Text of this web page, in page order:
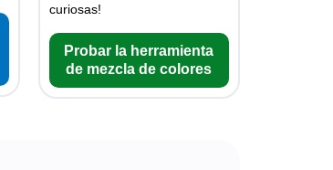
curiosas!
Probar la herramienta
de mezcla de colores